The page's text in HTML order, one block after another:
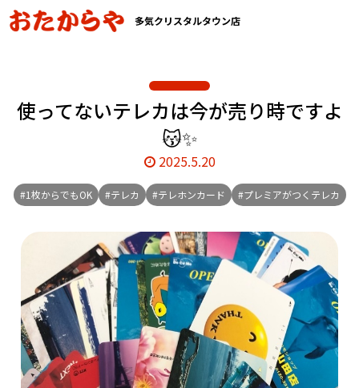
多気クリスタルタウン店
使ってないテレカは今が売り時ですよ
😽✨
2025.5.20
#1枚からでもOK #テレカ #テレホンカード #プレミアがつくテレカ